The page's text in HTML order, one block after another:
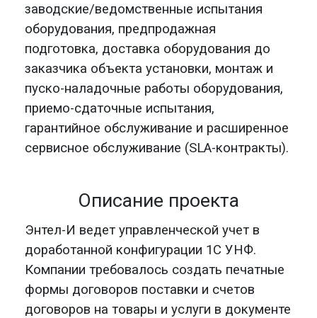
заводские/ведомственные испытания
оборудования, предпродажная
подготовка, доставка оборудования до
заказчика объекта установки, монтаж и
пуско-наладочные работы оборудования,
приемо-сдаточные испытания,
гарантийное обслуживание и расширенное
сервисное обслуживание (SLA-контракты).
Описание проекта
Энтел-И ведет управленческой учет в
доработанной конфигурации 1С УНФ.
Компании требовалось создать печатные
формы договоров поставки и счетов
договоров на товары и услуги в документе